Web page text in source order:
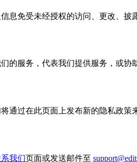
息免受未经授权的访问、更改、披
的服务，代表我们提供服务，或协
通过在此页面上发布新的隐私政策
我们页面或发送邮件至